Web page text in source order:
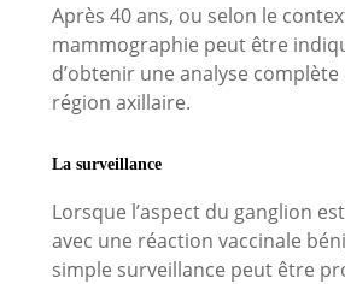
Après 40 ans, ou selon le
mammographie peut être
d’obtenir une analyse
région axillaire.
La surveillance
Lorsque l’aspect du ganglion
avec une réaction vaccinale
simple surveillance peut être